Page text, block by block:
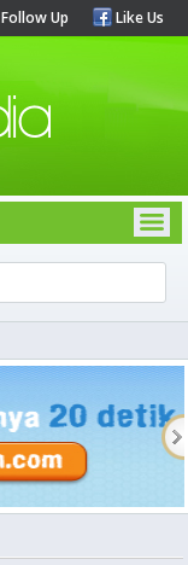
Follow Up Like Us